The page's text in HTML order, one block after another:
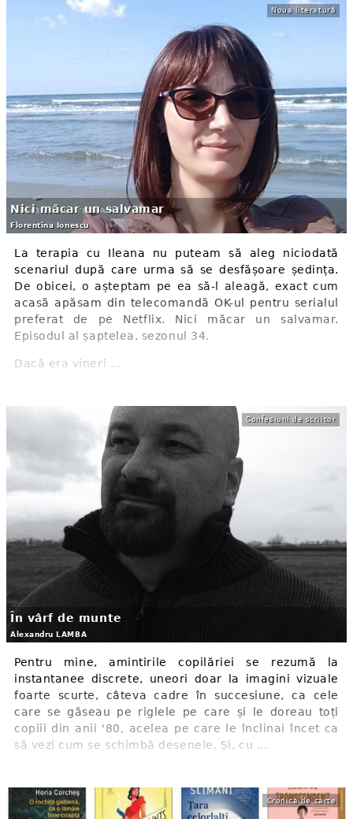
Noua literatură
Nici măcar un salvamar
Florentina Ionescu
La terapia cu Ileana nu puteam să aleg niciodată
scenariul după care urma să se desfășoare ședința.
De obicei, o așteptam pe ea să-l aleagă, exact cum
acasă apăsam din telecomandă OK-ul pentru serialul
preferat de pe Netflix. Nici măcar un salvamar.
Episodul al șaptelea, sezonul 34.
Dacă era vineri ...
Confesiuni de scriitor
În vârf de munte
Alexandru LAMBA
Pentru mine, amintirile copilăriei se rezumă la
instantanee discrete, uneori doar la imagini vizuale
foarte scurte, câteva cadre în succesiune, ca cele
care se găseau pe riglele pe care și le doreau toți
copiii din anii '80, acelea pe care le înclinai încet ca
să vezi cum se schimbă desenele. Și, cu ...
Cronica de carte